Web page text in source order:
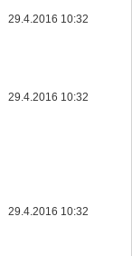
29.4.2016 10:32
29.4.2016 10:32
29.4.2016 10:32